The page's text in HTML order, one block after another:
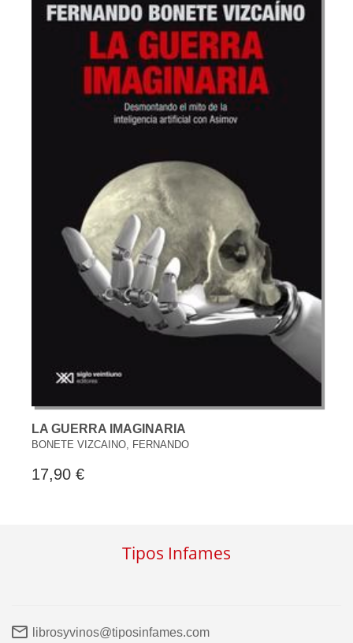
LA GUERRA IMAGINARIA
BONETE VIZCAINO, FERNANDO
17,90 €
Tipos Infames
librosyvinos@tiposinfames.com